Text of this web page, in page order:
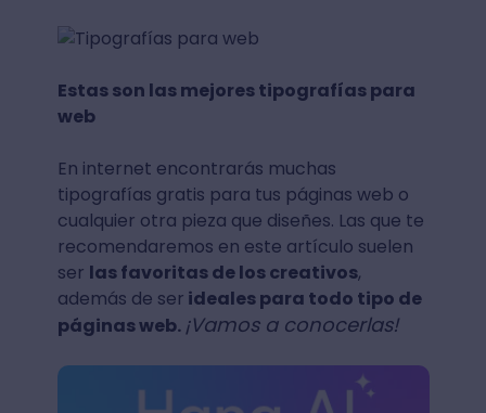
Estas son las mejores tipografías para
web
En internet encontrarás muchas
tipografías gratis para tus páginas web o
cualquier otra pieza que diseñes. Las que te
recomendaremos en este artículo suelen
ser las favoritas de los creativos,
además de ser ideales para todo tipo de
páginas web. ¡Vamos a conocerlas!